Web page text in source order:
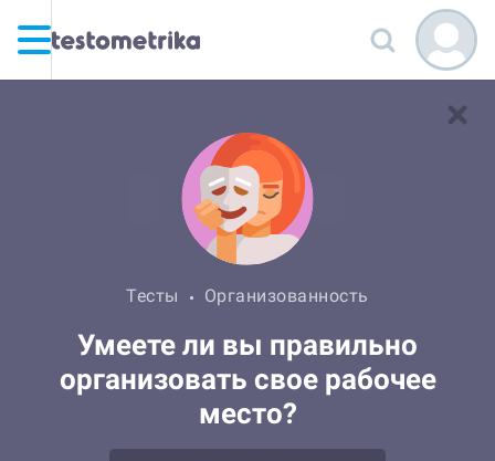
Тесты Организованность
Умеете ли вы правильно
организовать свое рабочее
место?